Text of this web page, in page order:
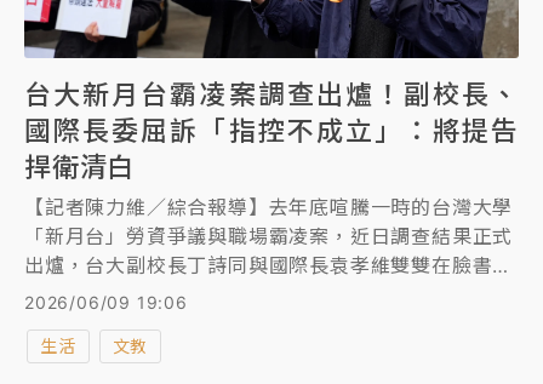
台大新月台霸凌案調查出爐！副校長、
國際長委屈訴「指控不成立」：將提告
捍衛清白
【記者陳力維／綜合報導】去年底喧騰一時的台灣大學
「新月台」勞資爭議與職場霸凌案，近日調查結果正式
出爐，台大副校長丁詩同與國際長袁孝維雙雙在臉書發
文，親曝調查報告結論為「霸凌指控通通不成立」。兩
告狀」，甚至闖入大型課堂叫囂、散布不實抹黑，對他
2026/06/09 19:06
生活 文教